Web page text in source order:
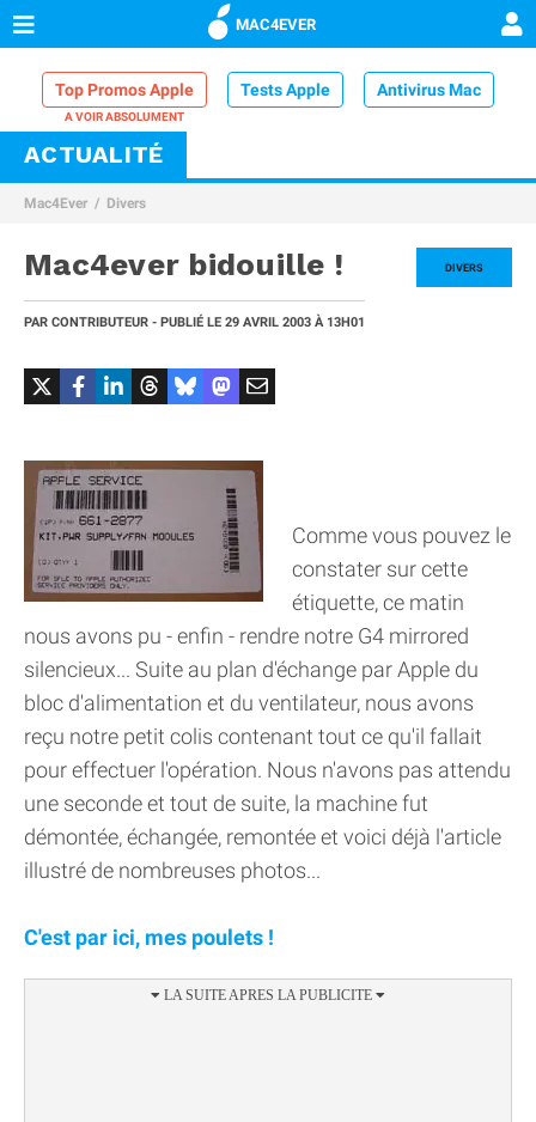
MAC4EVER
Top Promos Apple Tests Apple Antivirus Mac
VPN Mac
Comparatif iPhone
ACTUALITÉ
Mac4Ever Divers
DIVERS
Mac4ever bidouille !
PAR CONTRIBUTEUR - PUBLIÉ LE 29 AVRIL 2003 À 13H01
Comme vous pouvez le
constater sur cette
étiquette, ce matin
nous avons pu - enfin - rendre notre G4 mirrored
silencieux... Suite au plan d'échange par Apple du
bloc d'alimentation et du ventilateur, nous avons
reçu notre petit colis contenant tout ce qu'il fallait
pour effectuer l'opération. Nous n'avons pas attendu
une seconde et tout de suite, la machine fut
démontée, échangée, remontée et voici déjà l'article
illustré de nombreuses photos...
C'est par ici, mes poulets !